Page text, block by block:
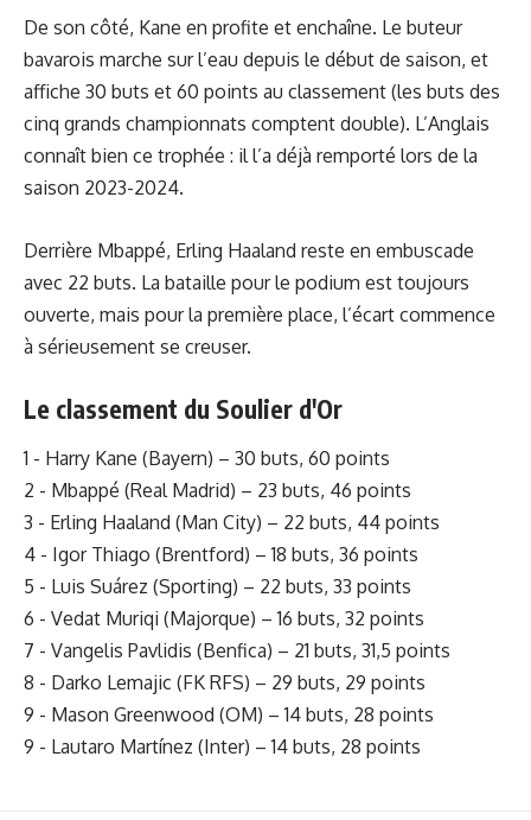
De son côté, Kane en profite et enchaîne. Le buteur
bavarois marche sur l’eau depuis le début de saison, et
affiche 30 buts et 60 points au classement (les buts des
cinq grands championnats comptent double). L’Anglais
connaît bien ce trophée : il l’a déjà remporté lors de la
saison 2023-2024.
Derrière Mbappé, Erling Haaland reste en embuscade
avec 22 buts. La bataille pour le podium est toujours
ouverte, mais pour la première place, l’écart commence
à sérieusement se creuser.
Le classement du Soulier d'Or
1 - Harry Kane (Bayern) – 30 buts, 60 points
2 - Mbappé (Real Madrid) – 23 buts, 46 points
3 - Erling Haaland (Man City) – 22 buts, 44 points
4 - Igor Thiago (Brentford) – 18 buts, 36 points
5 - Luis Suárez (Sporting) – 22 buts, 33 points
6 - Vedat Muriqi (Majorque) – 16 buts, 32 points
7 - Vangelis Pavlidis (Benfica) – 21 buts, 31,5 points
8 - Darko Lemajic (FK RFS) – 29 buts, 29 points
9 - Mason Greenwood (OM) – 14 buts, 28 points
9 - Lautaro Martínez (Inter) – 14 buts, 28 points